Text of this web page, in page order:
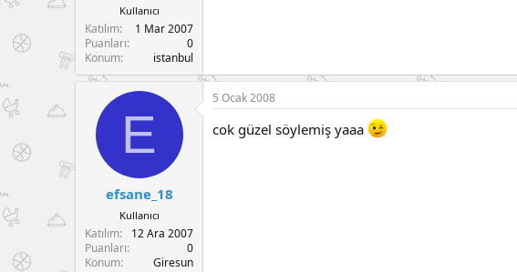
Kullanıcı
Katılım
1 Mar 2007
Puanları
0
Konum
istanbul
E
efsane_18
Kullanıcı
Katılım
12 Ara 2007
Puanları
0
Konum
Giresun
5 Ocak 2008
cok güzel söylemiş yaaa